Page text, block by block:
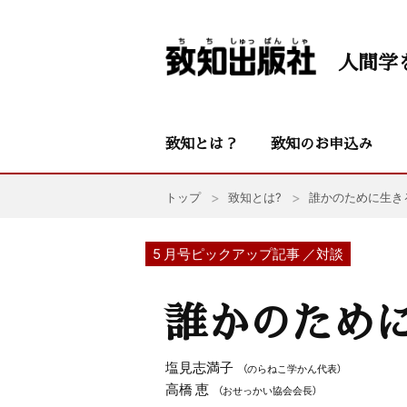
人間学
致知とは？ 致知のお申込み
トップ 致知とは? 誰かのために生き
5 月号ピックアップ記事 ／対談
誰かのため
塩見志満子 （のらねこ学かん代表）
高橋 恵 （おせっかい協会会長）